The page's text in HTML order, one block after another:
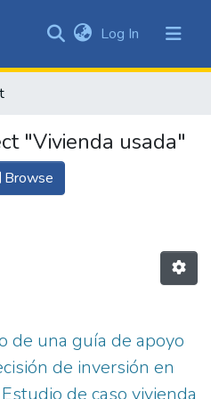
&
All of DSpace
Log In (current)
"Vivienda usada"
Browse
de una guía de apoyo
de inversión en
de caso vivienda